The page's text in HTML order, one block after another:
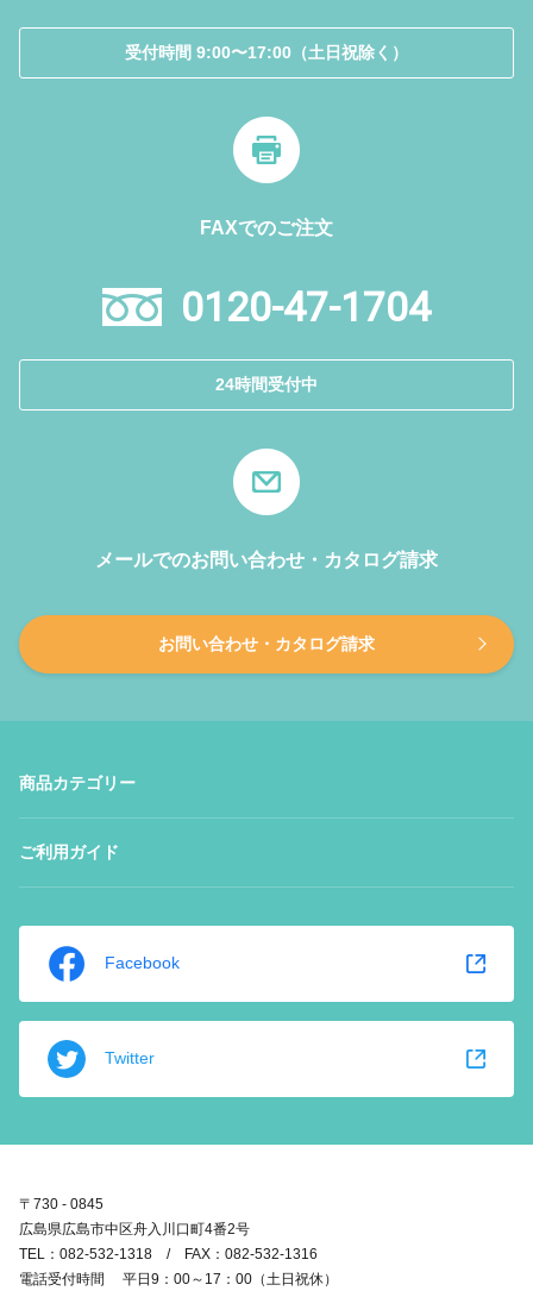
受付時間 9:00〜17:00（土日祝除く）
FAXでのご注文
0120-47-1704
24時間受付中
メールでのお問い合わせ・カタログ請求
お問い合わせ・カタログ請求
商品カテゴリー
ご利用ガイド
Facebook
Twitter
〒730 - 0845
広島県広島市中区舟入川口町4番2号
TEL：082-532-1318 / FAX：082-532-1316
電話受付時間 平日9：00～17：00（土日祝休）